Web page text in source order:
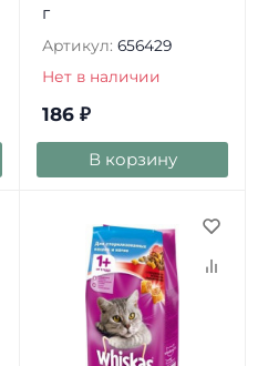
г
Артикул: 656429
Нет в наличии
186 ₽
В корзину